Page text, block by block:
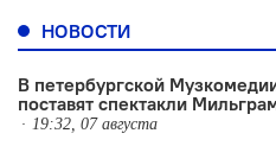
НОВОСТИ
В петербургской
поставят спектакли
19:32, 07 августа